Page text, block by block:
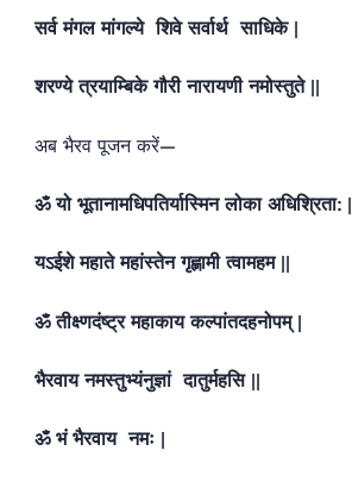
सर्व मंगल मांगल्ये शिवे सर्वार्थ साधिके |
शरण्ये त्रयाम्बिके गौरी नारायणी नमोस्तुते ||
अब भैरव पूजन करें—
ॐ यो भूतानामधिपतिर्यास्मिन लोका अधिश्रिता: |
यऽईशे महाते महांस्तेन गृह्णामी त्वामहम ||
ॐ तीक्ष्णदंष्ट्र महाकाय कल्पांतदहनोपम् |
भैरवाय नमस्तुभ्यंनुज्ञां दातुर्महसि ||
ॐ भं भैरवाय नमः |